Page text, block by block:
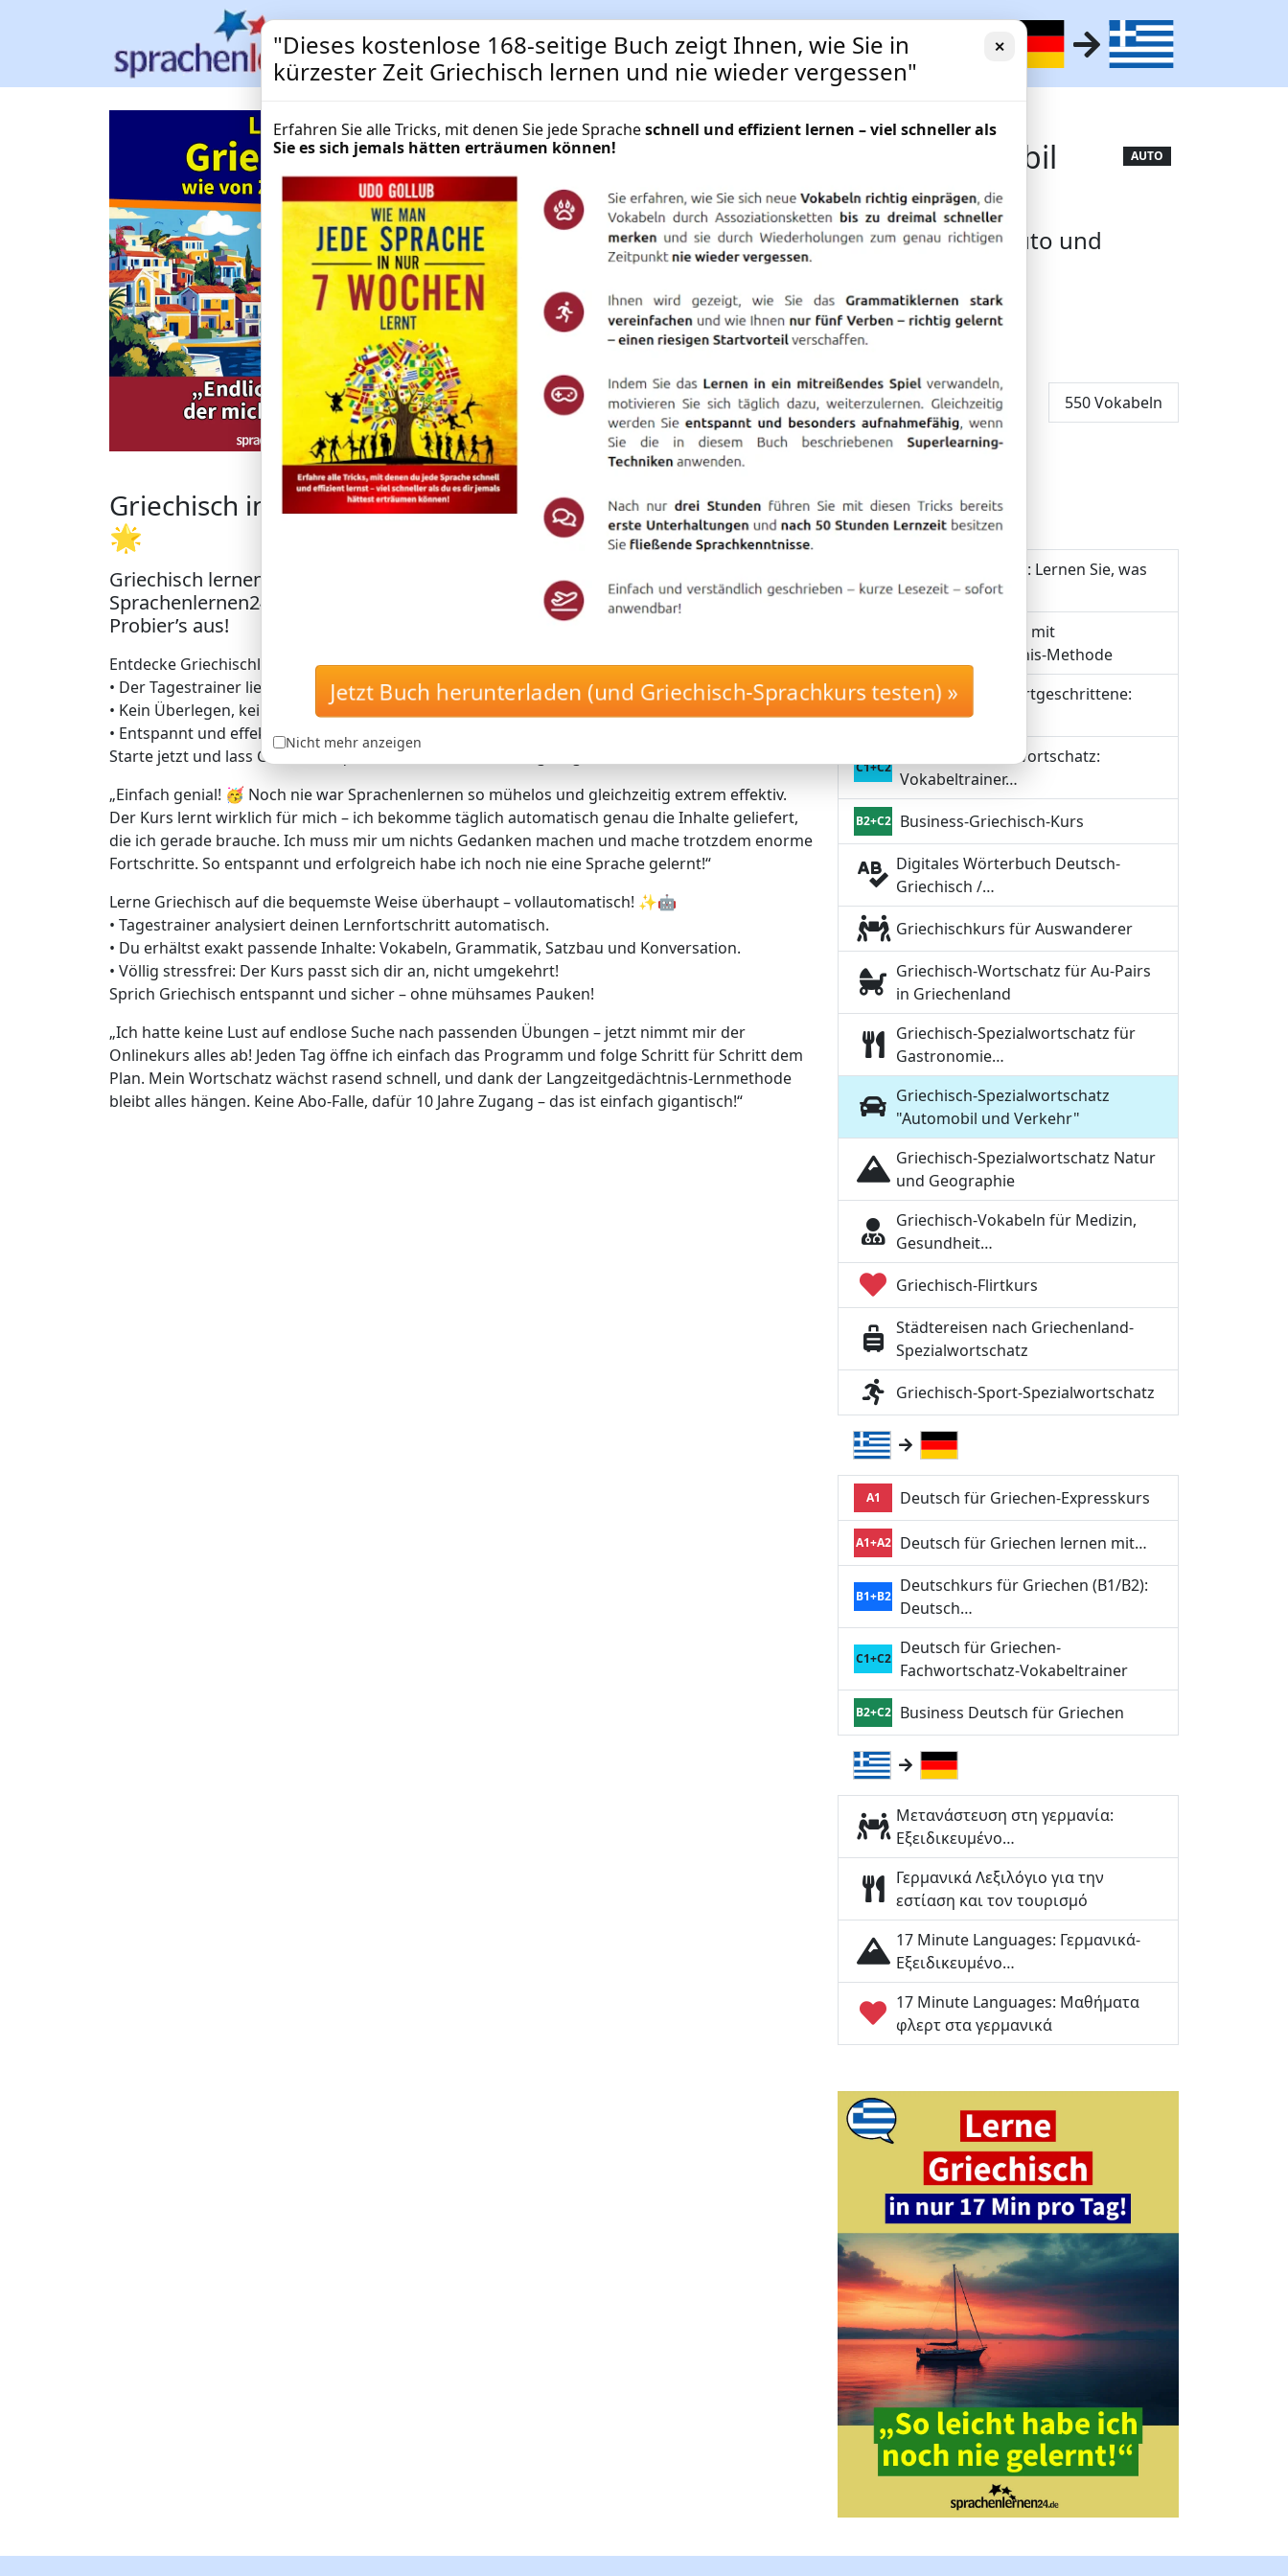
AUTO
Griechisch-Spezialwortschatz "Automobil
und Verkehr"
Lernen Sie den Griechisch-Spezialwortschatz für Auto und
Verkehr
NUR 49.95 €
Mehr Informationen 550 Vokabeln
Griechisch in Rekordzeit – mit nur 17 Minuten pro Tag!
🌟
Griechisch lernen mit der einzigartigen Langzeitgedächtnis-Lernmethode von
Sprachenlernen24: Lerne Griechisch, ohne es jemals wieder zu vergessen.
Probier’s aus!
Entdecke Griechischlernen auf geniale Art – vollautomatisch und stressfrei! 🤖🚀
• Der Tagestrainer liefert dir täglich genau die Inhalte, die perfekt zu deinem Lernstand passen.
• Kein Überlegen, keine Zeitverschwendung – der Kurs erkennt automatisch, was du brauchst.
• Entspannt und effektiv zu bis zu 5.000 dauerhaft gespeicherten Vokabeln.
Starte jetzt und lass Griechisch quasi von selbst in dein Langzeitgedächtnis fließen!
„Einfach genial! 🥳 Noch nie war Sprachenlernen so mühelos und gleichzeitig extrem effektiv.
Der Kurs lernt wirklich für mich – ich bekomme täglich automatisch genau die Inhalte geliefert,
die ich gerade brauche. Ich muss mir um nichts Gedanken machen und mache trotzdem enorme
Fortschritte. So entspannt und erfolgreich habe ich noch nie eine Sprache gelernt!“
Lerne Griechisch auf die bequemste Weise überhaupt – vollautomatisch! ✨🤖
• Tagestrainer analysiert deinen Lernfortschritt automatisch.
• Du erhältst exakt passende Inhalte: Vokabeln, Grammatik, Satzbau und Konversation.
• Völlig stressfrei: Der Kurs passt sich dir an, nicht umgekehrt!
Sprich Griechisch entspannt und sicher – ohne mühsames Pauken!
„Ich hatte keine Lust auf endlose Suche nach passenden Übungen – jetzt nimmt mir der
Onlinekurs alles ab! Jeden Tag öffne ich einfach das Programm und folge Schritt für Schritt dem
Plan. Mein Wortschatz wächst rasend schnell, und dank der Langzeitgedächtnis-Lernmethode
bleibt alles hängen. Keine Abo-Falle, dafür 10 Jahre Zugang – das ist einfach gigantisch!“
Griechisch lernen: Lernen Sie, was
Sie in…
Griechisch lernen mit
Langzeitgedächtnis-Methode
B1+B2
Griechisch für Fortgeschrittene:
Lernen Sie…
C1+C2
Griechisch-Fachwortschatz:
Vokabeltrainer…
B2+C2
Business-Griechisch-Kurs
Digitales Wörterbuch Deutsch-
Griechisch /…
Griechischkurs für Auswanderer
Griechisch-Wortschatz für Au-Pairs
in Griechenland
Griechisch-Spezialwortschatz für
Gastronomie…
Griechisch-Spezialwortschatz
"Automobil und Verkehr"
Griechisch-Spezialwortschatz Natur
und Geographie
Griechisch-Vokabeln für Medizin,
Gesundheit…
Griechisch-Flirtkurs
Städtereisen nach Griechenland-
Spezialwortschatz
Griechisch-Sport-Spezialwortschatz
A1 Deutsch für Griechen-Expresskurs
A1+A2 Deutsch für Griechen lernen mit…
B1+B2
Deutschkurs für Griechen (B1/B2):
Deutsch…
C1+C2
Deutsch für Griechen-
Fachwortschatz-Vokabeltrainer
B2+C2 Business Deutsch für Griechen
Μετανάστευση στη γερμανία:
Εξειδικευμένο…
Γερμανικά Λεξιλόγιο για την
εστίαση και τον τουρισμό
17 Minute Languages: Γερμανικά-
Εξειδικευμένο…
17 Minute Languages: Μαθήματα
φλερτ στα γερμανικά
"Dieses kostenlose 168-seitige Buch zeigt Ihnen, wie Sie in
kürzester Zeit Griechisch lernen und nie wieder vergessen"
✕
Erfahren Sie alle Tricks, mit denen Sie jede Spracheschnell und effizient lernen – viel schneller als
Sie es sich jemals hätten erträumen können!
Jetzt Buch herunterladen (und Griechisch-Sprachkurs testen) »
Nicht mehr anzeigen